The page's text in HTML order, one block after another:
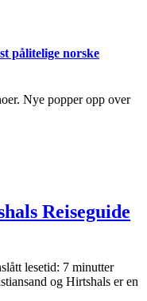
pålitelige norske
Nye popper opp over
Reiseguide
lesetid: 7 minutter
og Hirtshals er en